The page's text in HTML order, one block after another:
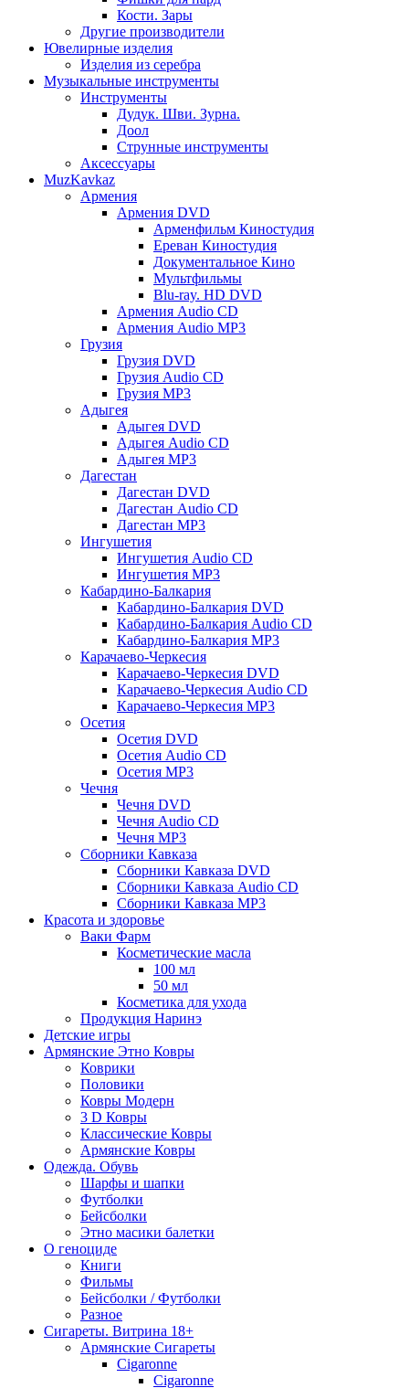
Кости. Зары
Другие производители
Ювелирные изделия
Изделия из серебра
Музыкальные инструменты
Инструменты
Дудук. Шви. Зурна.
Доол
Струнные инструменты
Аксессуары
MuzKavkaz
Армения
Армения DVD
Арменфильм Киностудия
Ереван Киностудия
Документальное Кино
Мультфильмы
Blu-ray. HD DVD
Армения Audio CD
Армения Audio MP3
Грузия
Грузия DVD
Грузия Audio CD
Грузия MP3
Адыгея
Адыгея DVD
Адыгея Audio CD
Адыгея MP3
Дагестан
Дагестан DVD
Дагестан Audio CD
Дагестан MP3
Ингушетия
Ингушетия Audio CD
Ингушетия MP3
Кабардино-Балкария
Кабардино-Балкария DVD
Кабардино-Балкария Audio CD
Кабардино-Балкария MP3
Карачаево-Черкесия
Карачаево-Черкесия DVD
Карачаево-Черкесия Audio CD
Карачаево-Черкесия MP3
Осетия
Осетия DVD
Осетия Audio CD
Осетия MP3
Чечня
Чечня DVD
Чечня Audio CD
Чечня MP3
Сборники Кавказа
Сборники Кавказа DVD
Сборники Кавказа Audio CD
Сборники Кавказа MP3
Красота и здоровье
Ваки Фарм
Косметические масла
100 мл
50 мл
Косметика для ухода
Продукция Наринэ
Детские игры
Армянские Этно Ковры
Коврики
Половики
Ковры Модерн
3 D Ковры
Классические Ковры
Армянские Ковры
Одежда. Обувь
Шарфы и шапки
Футболки
Бейсболки
Этно масики балетки
О геноциде
Книги
Фильмы
Бейсболки / Футболки
Разное
Сигареты. Витрина 18+
Армянские Сигареты
Cigaronne
Cigaronne